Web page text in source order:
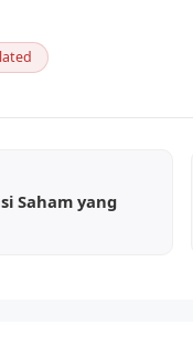
Saham yang